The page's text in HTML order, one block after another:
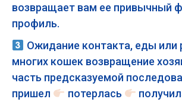
возвращает вам ее привычный
профиль.
Ожидание контакта, еды или
многих кошек возвращение
часть предсказуемой
пришел
потерлась